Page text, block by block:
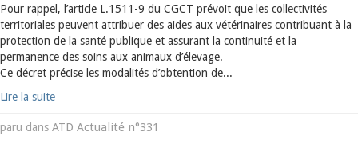
Pour rappel, l’article L.1511-9 du CGCT prévoit que les collectivités
territoriales peuvent attribuer des aides aux vétérinaires contribuant à la
protection de la santé publique et assurant la continuité et la
permanence des soins aux animaux d’élevage.
Ce décret précise les modalités d’obtention de...
Lire la suite
paru dans ATD Actualité n°331